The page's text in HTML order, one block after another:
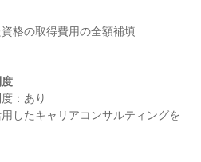
：あり
したキャリアコンサルティングを